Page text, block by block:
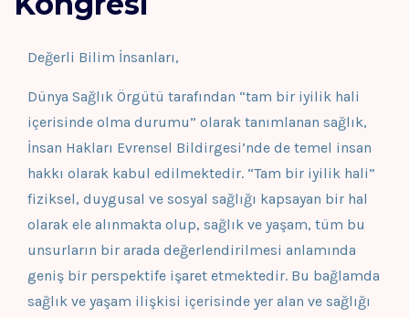
Değerli Bilim İnsanları,
Dünya Sağlık Örgütü tarafından “tam bir iyilik hali
içerisinde olma durumu” olarak tanımlanan sağlık,
İnsan Hakları Evrensel Bildirgesi’nde de temel insan
hakkı olarak kabul edilmektedir. “Tam bir iyilik hali”
fiziksel, duygusal ve sosyal sağlığı kapsayan bir hal
olarak ele alınmakta olup, sağlık ve yaşam, tüm bu
unsurların bir arada değerlendirilmesi anlamında
geniş bir perspektife işaret etmektedir. Bu bağlamda
sağlık ve yaşam ilişkisi içerisinde yer alan ve sağlığı